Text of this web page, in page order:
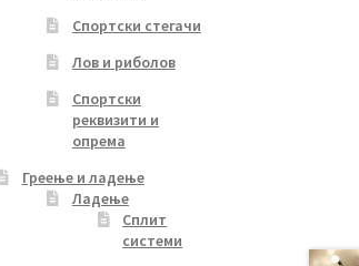
Спортски стегачи
Лов и риболов
Спортски
реквизити и
опрема
Греење и ладење
Ладење
Сплит
системи